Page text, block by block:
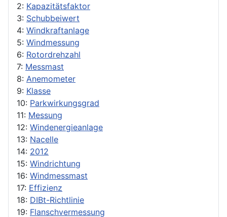
2: Kapazitätsfaktor
3: Schubbeiwert
4: Windkraftanlage
5: Windmessung
6: Rotordrehzahl
7: Messmast
8: Anemometer
9: Klasse
10: Parkwirkungsgrad
11: Messung
12: Windenergieanlage
13: Nacelle
14: 2012
15: Windrichtung
16: Windmessmast
17: Effizienz
18: DIBt-Richtlinie
19: Flanschvermessung